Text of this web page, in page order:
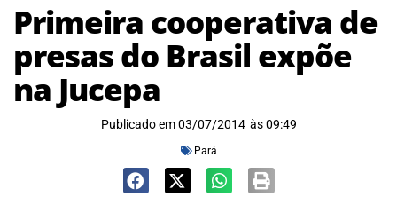
Primeira cooperativa de
presas do Brasil expõe
na Jucepa
Publicado em 03/07/2014 às 09:49
Pará